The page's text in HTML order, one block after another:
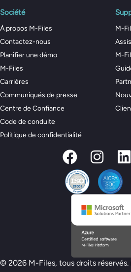
Société
À propos M-Files
Contactez-nous
Planifier une démo
M-Files
Carrières
Communiqués de presse
Centre de Confiance
Code de conduite
Politique de confidentialité
M-
M-
© 2026 M-Files, tous droits réservés.